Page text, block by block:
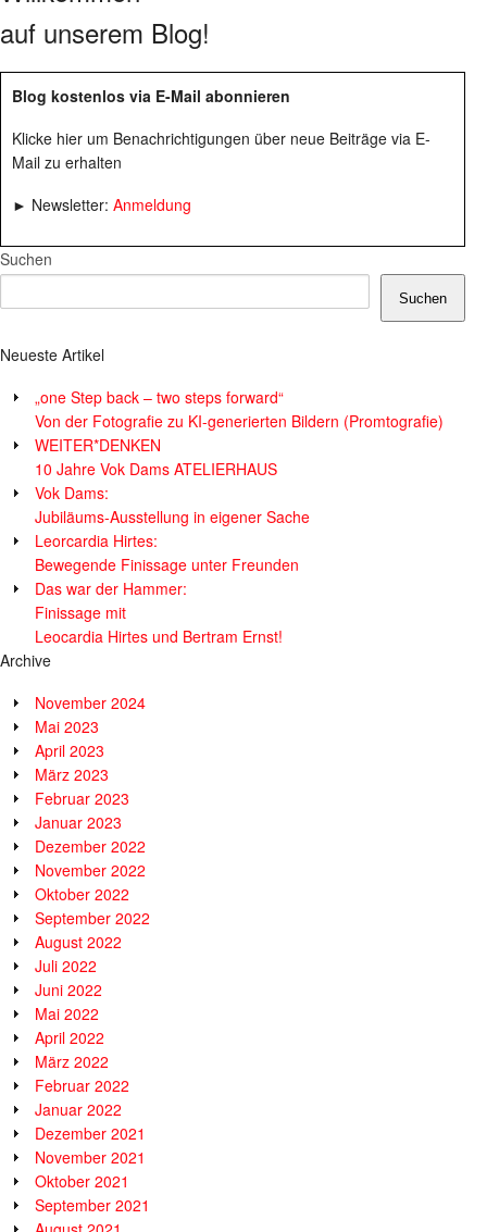
auf unserem Blog!
Blog kostenlos via E-Mail abonnieren
Klicke hier um Benachrichtigungen über neue Beiträge via E-
Mail zu erhalten
► Newsletter: Anmeldung
Suchen
Suchen
Neueste Artikel
„one Step back – two steps forward“
Von der Fotografie zu KI-generierten Bildern (Promtografie)
WEITER*DENKEN
10 Jahre Vok Dams ATELIERHAUS
Vok Dams:
Jubiläums-Ausstellung in eigener Sache
Leorcardia Hirtes:
Bewegende Finissage unter Freunden
Das war der Hammer:
Finissage mit
Leocardia Hirtes und Bertram Ernst!
Archive
November 2024
Mai 2023
April 2023
März 2023
Februar 2023
Januar 2023
Dezember 2022
November 2022
Oktober 2022
September 2022
August 2022
Juli 2022
Juni 2022
Mai 2022
April 2022
März 2022
Februar 2022
Januar 2022
Dezember 2021
November 2021
Oktober 2021
September 2021